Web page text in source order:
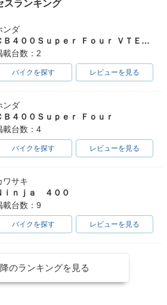
年 Ninja 400 A
Special Editio
追加
0・新登場
スランキング
ンダ
ＣＢ４００Ｓｕｐｅｒ Ｆｏｕｒ ＶＴＥＣ ＳＰＥＣ３
載台数：2
バイクを探す レビューを見る
ンダ
Ｂ４００Ｓｕｐｅｒ Ｆｏｕｒ
載台数：4
バイクを探す レビューを見る
ワサキ
ｉｎｊａ ４００
載台数：9
バイクを探す レビューを見る
のランキングを見る